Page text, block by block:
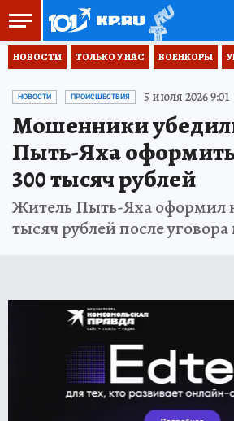
НОВОСТИ ТОЛЬКО У НАС ВОЕНКОРЫ
НОВОСТИ ПРОИСШЕСТВИЯ 5 июля 2026 9:01
Мошенники
Пыть-Яха
300 тысяч рублей
Житель Пыть-Яха оформил
тысяч рублей после